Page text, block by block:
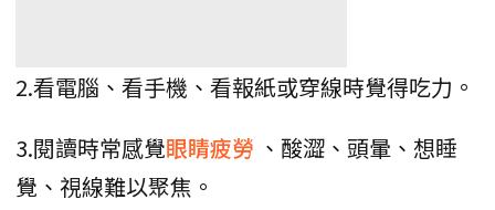
2.看電腦、看手機、看報紙或穿線時覺得吃力。
3.閱讀時常感覺眼睛疲勞 、酸澀、頭暈、想睡
覺、視線難以聚焦。